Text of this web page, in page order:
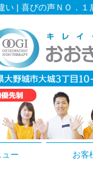
い | 喜びの声ＮＯ．
ー お客